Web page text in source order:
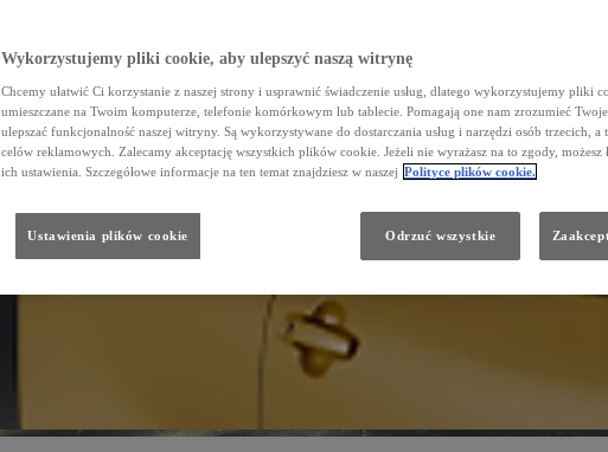
Wykorzystujemy pliki cookie, aby ulepszyć naszą witrynę
Chcemy ułatwić Ci korzystanie z naszej strony i usprawnić świadczenie usług, dlatego wykorzystujemy pliki
umieszczane na Twoim komputerze, telefonie komórkowym lub tablecie. Pomagają one nam zrozumieć
ulepszać funkcjonalność naszej witryny. Są wykorzystywane do dostarczania usług i narzędzi osób trzecich, a
celów reklamowych. Zalecamy akceptację wszystkich plików cookie. Jeżeli nie wyrażasz na to zgody, możesz
ich ustawienia. Szczegółowe informacje na ten temat znajdziesz w naszej Polityce plików cookie.
Ustawienia plików cookie Odrzuć wszystkie